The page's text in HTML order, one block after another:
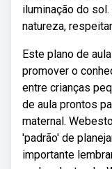
iluminação do
natureza,
Este plano de
promover o
entre crianças
de aula prontos
maternal.
'padrão' de
importante